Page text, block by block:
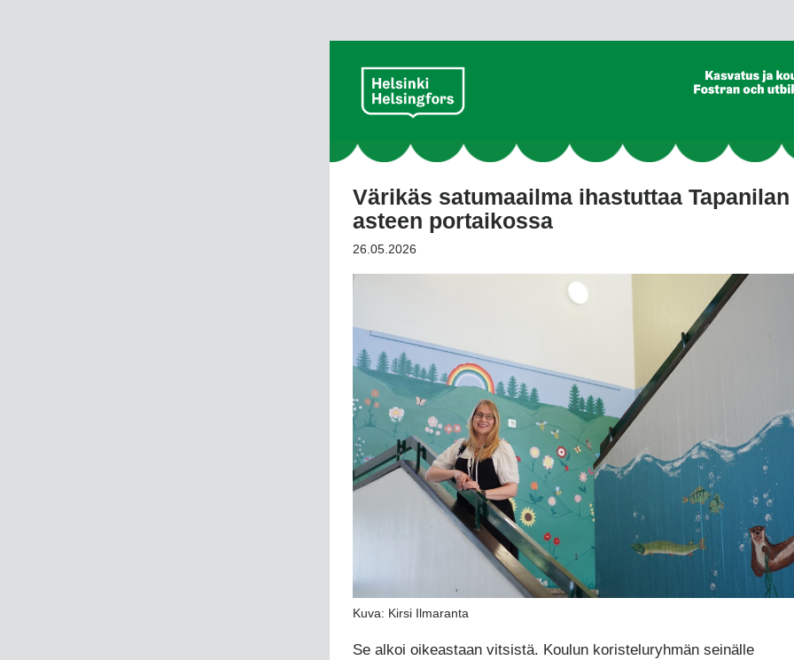
Värikäs satumaailma ihastuttaa Tapanilan
asteen portaikossa
26.05.2026
Kuva: Kirsi Ilmaranta
Se alkoi oikeastaan vitsistä. Koulun koristeluryhmän seinälle